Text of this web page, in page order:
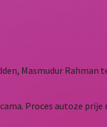
Masmudur Rahman
Proces autoze prije